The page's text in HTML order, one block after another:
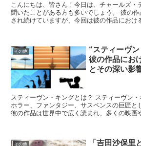
こんにちは、皆さん！今日は、チャールズ・
聞いたことがある方も多いでしょう。 彼の
され続けていますが、今回は彼の作品におけ
その他
“スティーヴ
彼の作品にお
とその深い影
スティーヴン・キングとは？ スティーヴン
ホラー、ファンタジー、サスペンスの巨匠と
彼の作品は世界中で広く読まれ、多くの映画
その他
「吉田沙保里